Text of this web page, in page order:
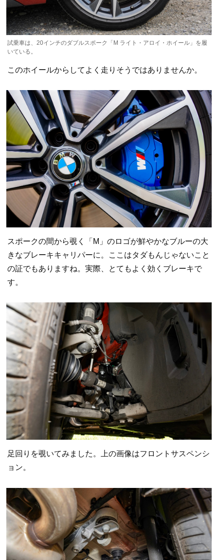
試乗車は、20インチのダブルスポーク「M ライト・アロイ・ホイール」を履
いている。
このホイールからしてよく走りそうではありませんか。
スポークの間から覗く「M」のロゴが鮮やかなブルーの大
きなブレーキキャリパーに。ここはタダもんじゃないこと
の証でもありますね。実際、とてもよく効くブレーキで
す。
足回りを覗いてみました。上の画像はフロントサスペンシ
ョン。